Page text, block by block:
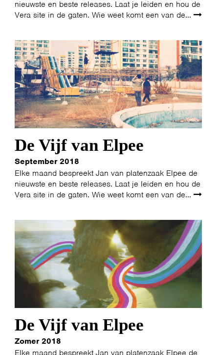
HOMEPROGRAMMA
ARTDIVISIONFOTO’SNIEUWS
INFOWEBSHOPMIJN TICKETS
nieuwste en beste releases. Laat je leiden en hou de
Vera site in de gaten. Wie weet komt een van de...
De Vijf van Elpee
September 2018
Elke maand bespreekt Jan van platenzaak Elpee de
nieuwste en beste releases. Laat je leiden en hou de
Vera site in de gaten. Wie weet komt een van de...
De Vijf van Elpee
Zomer 2018
Elke maand bespreekt Jan van platenzaak Elpee de